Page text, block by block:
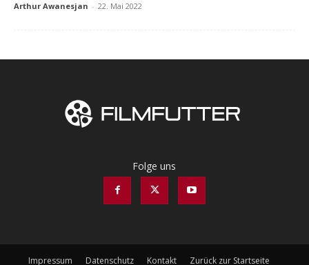
Arthur Awanesjan - 22. Mai 2022
Folge uns
Impressum Datenschutz Kontakt Zurück zur Startseite